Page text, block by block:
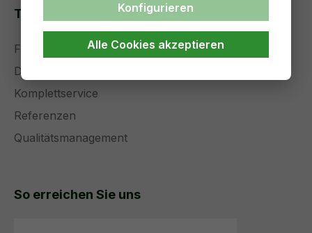
Themenseiten
Forschung und Entwicklung
Die Zukunft der Medizintechnik
Komplettservice
Referenzen
Qualitätsmanagement
So erreichen Sie uns
Konfigurieren
Alle Cookies akzeptieren